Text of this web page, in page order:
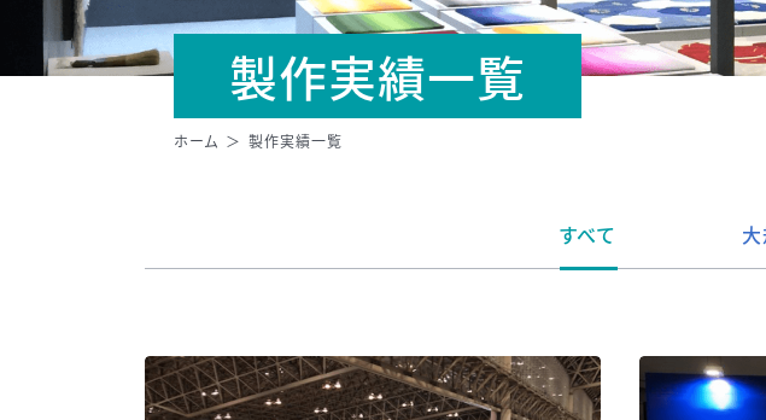
製作実績一覧
ホーム 製作実績一覧
すべて